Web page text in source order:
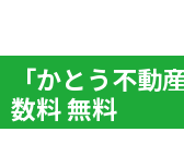
「かとう不動
数料 無料